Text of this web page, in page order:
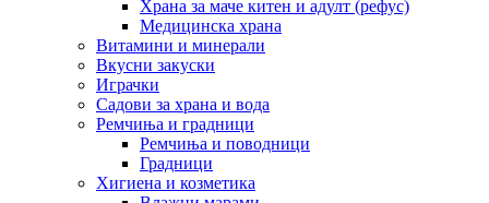
Храна за маче китен и адулт (рефус)
Медицинска храна
Витамини и минерали
Вкусни закуски
Играчки
Садови за храна и вода
Ремчиња и градници
Ремчиња и поводници
Градници
Хигиена и козметика